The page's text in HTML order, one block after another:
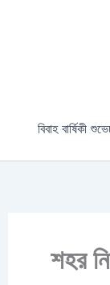
বিবাহ বার্ষিকী
শহর